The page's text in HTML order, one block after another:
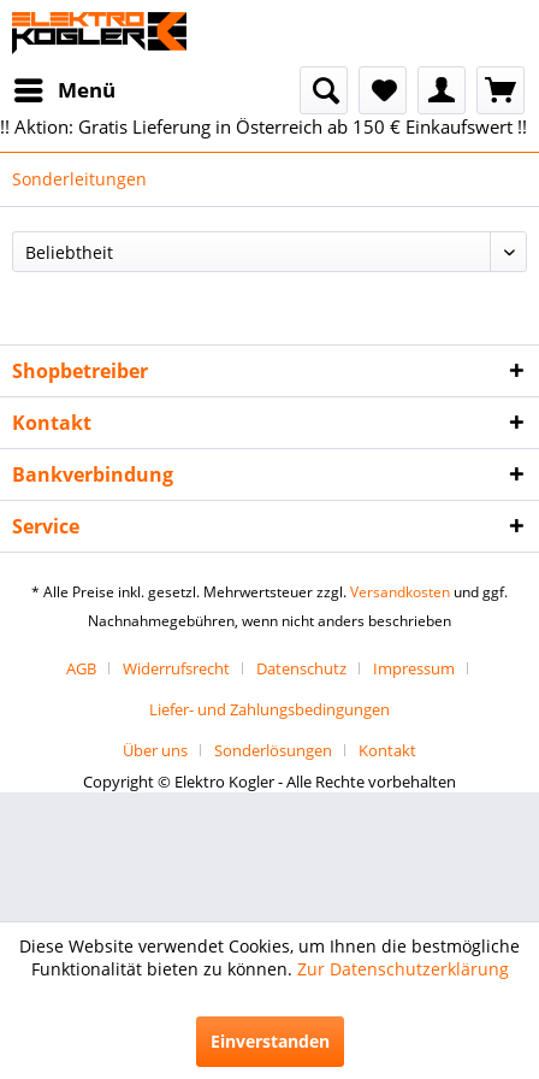
Menü
!! Aktion: Gratis Lieferung in Österreich ab 150 € Einkaufswert !!
Sonderleitungen
Shopbetreiber
Kontakt
Bankverbindung
Service
* Alle Preise inkl. gesetzl. Mehrwertsteuer zzgl.Versandkosten und ggf.
Nachnahmegebühren, wenn nicht anders beschrieben
AGB Widerrufsrecht Datenschutz
Impressum
Liefer- und Zahlungsbedingungen
Über uns
Sonderlösungen
Kontakt
Copyright © Elektro Kogler - Alle Rechte vorbehalten
Diese Website verwendet Cookies, um Ihnen die bestmögliche
Funktionalität bieten zu können. Zur Datenschutzerklärung
Einverstanden